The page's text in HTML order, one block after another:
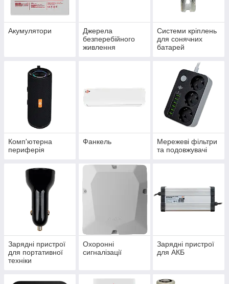
Акумулятори
Джерела
безперебійного
живлення
Системи кріплень
для сонячних
батарей
Комп'ютерна
периферія
Фанкель
Мережеві фільтри
та подовжувачі
Зарядні пристрої
для портативної
техніки
Охоронні
сигналізації
Зарядні пристрої
для АКБ